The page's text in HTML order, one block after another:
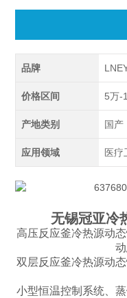
品牌
价格区间 5万-
产地类别 国产
应用领域 医疗
无锡冠亚冷
高压反应釜冷热源动
双层反应釜冷热源动
小型恒温控制系统、